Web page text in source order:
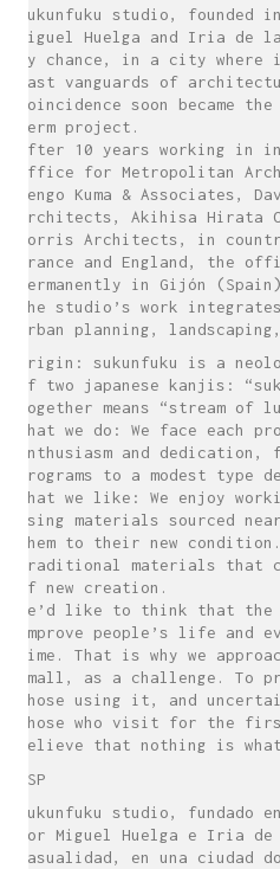
sukunfuku studio, founded
Miguel Huelga and Iria de
by chance, in a city where
last vanguards of
coincidence soon became
term project.
After 10 years working in
Office for Metropolitan
Kengo Kuma & Associates,
Architects, Akihisa Hirata
Morris Architects, in
France and England, the
permanently in Gijón
The studio’s work
urban planning,
Origin: sukunfuku is a
of two japanese kanjis:
together means “stream of
What we do: We face each
enthusiasm and dedication,
programs to a modest type
What we like: We enjoy
using materials sourced
them to their new
traditional materials that
of new creation.
We’d like to think that the
improve people’s life and
time. That is why we
small, as a challenge. To
those using it, and
those who visit for the
believe that nothing is
ESP
sukunfuku studio, fundado
por Miguel Huelga e Iria
casualidad, en una ciudad